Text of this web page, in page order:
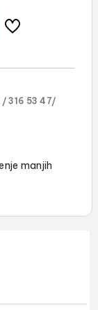
/ 316 53 47/
manjih